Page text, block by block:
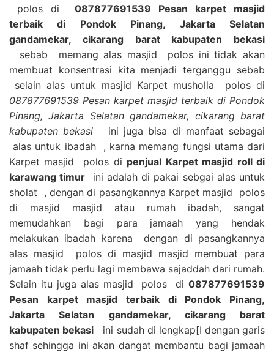
polos di087877691539 Pesan karpet masjid
terbaik di Pondok Pinang, Jakarta Selatan
gandamekar, cikarang barat kabupaten bekasi
sebab memang alas masjid polos ini tidak akan
membuat konsentrasi kita menjadi terganggu sebab
selain alas untuk masjid Karpet musholla polos di
087877691539 Pesan karpet masjid terbaik di Pondok
Pinang, Jakarta Selatan gandamekar, cikarang barat
kabupaten bekasi ini juga bisa di manfaat sebagai
alas untuk ibadah , karna memang fungsi utama dari
Karpet masjid polos di penjual Karpet masjid roll di
karawang timur ini adalah di pakai sebgai alas untuk
sholat , dengan di pasangkannya Karpet masjid polos
di masjid masjid atau rumah ibadah, sangat
memudahkan bagi para jamaah yang hendak
melakukan ibadah karena dengan di pasangkannya
alas masjid polos di masjid masjid membuat para
jamaah tidak perlu lagi membawa sajaddah dari rumah.
Selain itu juga alas masjid polos di 087877691539
Pesan karpet masjid terbaik di Pondok Pinang,
Jakarta Selatan gandamekar, cikarang barat
kabupaten bekasi ini sudah di lengkap[I dengan garis
shaf sehingga ini akan dangat membantu bagi jamaah